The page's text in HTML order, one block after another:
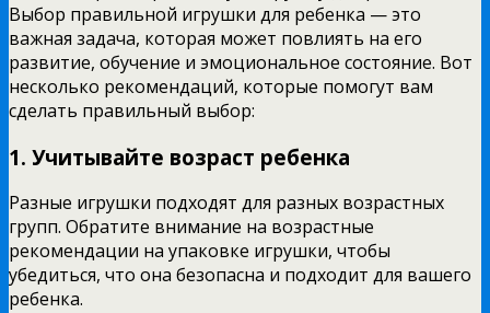
Выбор правильной игрушки для ребенка — это
важная задача, которая может повлиять на его
развитие, обучение и эмоциональное состояние. Вот
несколько рекомендаций, которые помогут вам
сделать правильный выбор:
1. Учитывайте возраст ребенка
Разные игрушки подходят для разных возрастных
групп. Обратите внимание на возрастные
рекомендации на упаковке игрушки, чтобы
убедиться, что она безопасна и подходит для вашего
ребенка.